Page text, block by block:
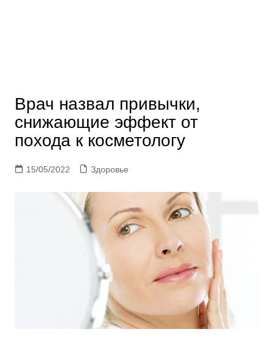
Врач назвал привычки,
снижающие эффект от
похода к косметологу
15/05/2022 Здоровье